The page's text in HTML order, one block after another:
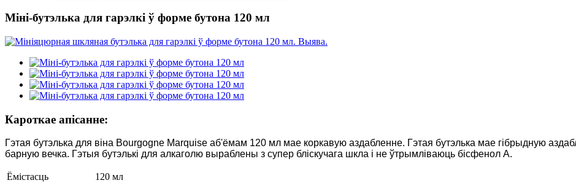
Міні-бутэлька для гарэлкі ў форме бутона 120 мл
Кароткае апісанне:
Гэтая бутэлька для віна Bourgogne Marquise аб'ёмам 120 мл мае коркавую аздабленне. Гэтая бутэлька мае гібрыдную
барную вечка. Гэтыя бутэлькі для алкаголю выраблены з супер бліскучага шкла і не ўтрымліваюць бісфенол А.
Ёмістасць
120 мл